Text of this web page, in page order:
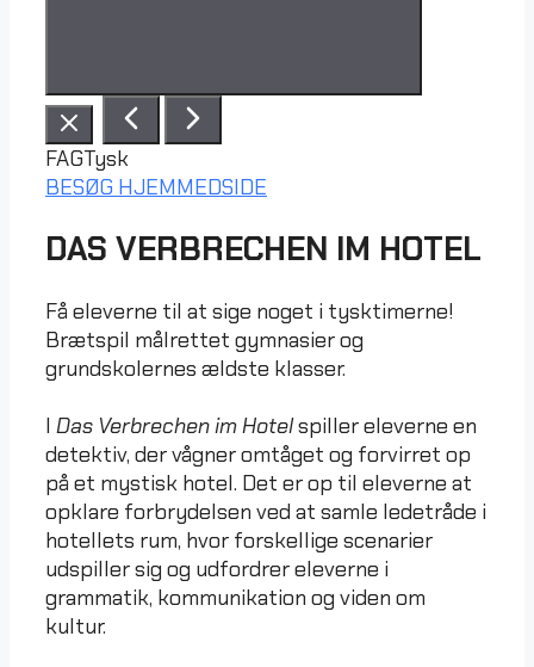
FAGTysk
BESØG HJEMMEDSIDE
DAS VERBRECHEN IM HOTEL
Få eleverne til at sige noget i tysktimerne!
Brætspil målrettet gymnasier og
grundskolernes ældste klasser.
I Das Verbrechen im Hotelspiller eleverne en
detektiv, der vågner omtåget og forvirret op
på et mystisk hotel. Det er op til eleverne at
opklare forbrydelsen ved at samle ledetråde i
hotellets rum, hvor forskellige scenarier
udspiller sig og udfordrer eleverne i
grammatik, kommunikation og viden om
kultur.